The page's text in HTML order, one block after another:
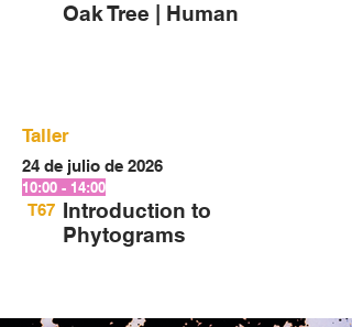
Oak Tree | Human
Taller
24 de julio de 2026
10:00 - 14:00
T67 Introduction to
Phytograms